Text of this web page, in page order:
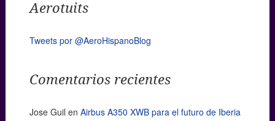
Aerotuits
Tweets por @AeroHispanoBlog
Comentarios recientes
Jose Guil en Airbus A350 XWB para el futuro de Iberia